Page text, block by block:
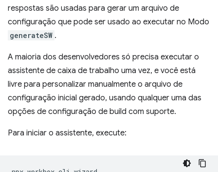
respostas são usadas para gerar um arquivo de
configuração que pode ser usado ao executar no Modo
generateSW .
A maioria dos desenvolvedores só precisa executar o
assistente de caixa de trabalho uma vez, e você está
livre para personalizar manualmente o arquivo de
configuração inicial gerado, usando qualquer uma das
opções de configuração de build com suporte.
Para iniciar o assistente, execute: